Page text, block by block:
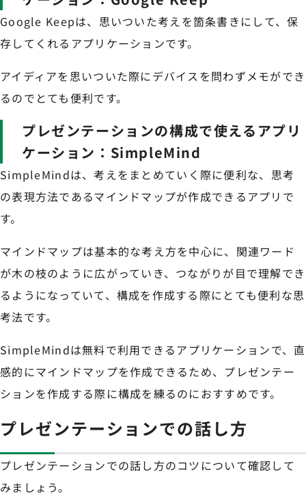
Google Keepは、思いついた考えを箇条書きにして、保
存してくれるアプリケーションです。
アイディアを思いついた際にデバイスを問わずメモができ
るのでとても便利です。
プレゼンテーションの構成で使えるアプリ
ケーション：SimpleMind
SimpleMindは、考えをまとめていく際に便利な、思考
の表現方法であるマインドマップが作成できるアプリで
す。
マインドマップは基本的な考え方を中心に、関連ワード
が木の枝のように広がっていき、つながりが目で理解でき
るようになっていて、構成を作成する際にとても便利な思
考法です。
SimpleMindは無料で利用できるアプリケーションで、直
感的にマインドマップを作成できるため、プレゼンテー
ションを作成する際に構成を練るのにおすすめです。
プレゼンテーションでの話し方
プレゼンテーションでの話し方のコツについて確認して
みましょう。